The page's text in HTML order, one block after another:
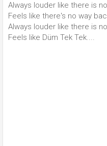
Always louder like there is
Feels like there's no way
Always louder like there is
Feels like Düm Tek Tek....